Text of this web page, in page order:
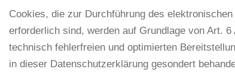
Cookies, die zur Durchführung des
erforderlich sind, werden auf Grundlage von Art.
technisch fehlerfreien und optimierten
in dieser Datenschutzerklärung gesondert